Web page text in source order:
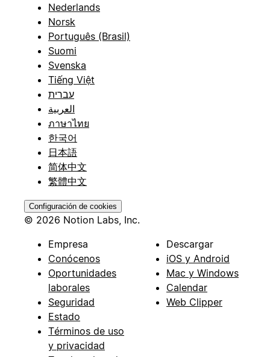
Nederlands
Norsk
Português (Brasil)
Suomi
Svenska
Tiếng Việt
עברית
العربية
ภาษาไทย
한국어
日本語
简体中文
繁體中文
Configuración de cookies
© 2026 Notion Labs, Inc.
Empresa
Conócenos
Oportunidades
laborales
Seguridad
Estado
Términos de uso
y privacidad
Descargar
iOS y Android
Mac y Windows
Calendar
Web Clipper